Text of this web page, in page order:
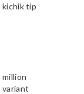
kichik tip
million
variant